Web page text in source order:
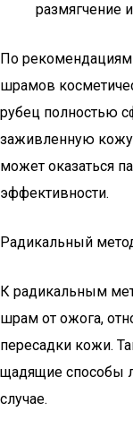
размягчение
По рекомендациям
шрамов
рубец полностью
заживленную кожу
может оказаться
эффективности.
Радикальный
К радикальным
шрам от ожога,
пересадки кожи.
щадящие способы
случае.